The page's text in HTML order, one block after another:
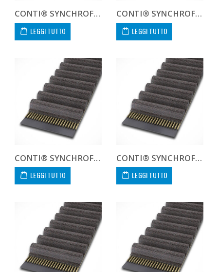
CONTI® SYNCHROFORCE CXA HTD14119040CXA
LEGGI TUTTO
CONTI® SYNCHROFORCE CXA HTD14119055CXA
LEGGI TUTTO
CONTI® SYNCHROFORCE CXA HTD14119085CXA
LEGGI TUTTO
CONTI® SYNCHROFORCE CXA HTD141190CXA CUSTOM
LEGGI TUTTO